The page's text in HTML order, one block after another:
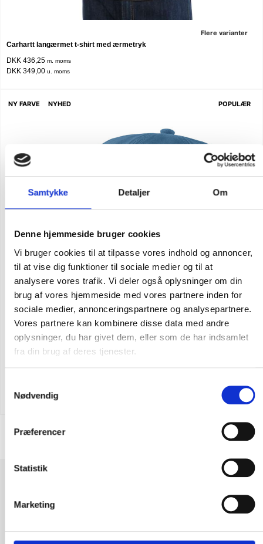
Samtykke Detaljer Om
Denne hjemmeside bruger cookies
Vi bruger cookies til at tilpasse vores indhold og annoncer,
til at vise dig funktioner til sociale medier og til at
analysere vores trafik. Vi deler også oplysninger om din
brug af vores hjemmeside med vores partnere inden for
sociale medier, annonceringspartnere og analysepartnere.
Vores partnere kan kombinere disse data med andre
oplysninger, du har givet dem, eller som de har indsamlet
fra din brug af deres tjenester.
Nødvendig
Præferencer
Statistik
Marketing
Flere varianter
Carhartt langærmet t-shirt med ærmetryk
DKK 436,25 m. moms
DKK 349,00 u. moms
NY FARVE NYHED POPULÆR
DKK 249,00u. moms
SÅDAN. Første køb perfekt. Lynhurtig levering og en super vare.